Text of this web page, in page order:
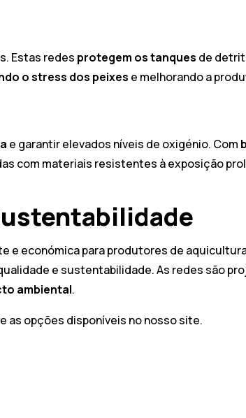
Estas redes protegem os tanques de
o stress dos peixes e melhorando a
e garantir elevados níveis de oxigénio. Com
com materiais resistentes à exposição
económica para produtores de
e sustentabilidade. As redes são
ambiental.
as opções disponíveis no nosso site.